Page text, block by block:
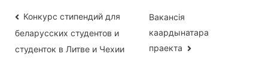
Навігацыя
па
Конкурс стипендий для
беларусских студентов и
студенток в Литве и Чехии
Вакансія
каардынатара
праекта